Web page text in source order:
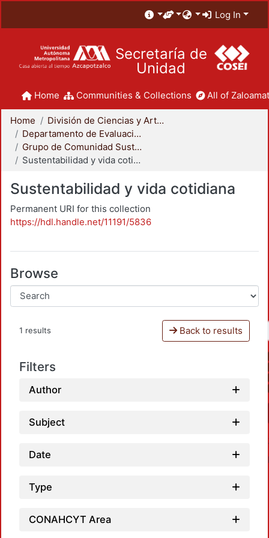
Log In
Secretaría de
Unidad
Home Communities & Collections All of
Home
División de Ciencias y Artes para el Diseño
Departamento de Evaluación del Diseño en el Tiempo
Grupo de Comunidad Sustentable
Sustentabilidad y vida cotidiana
Sustentabilidad y vida cotidiana
Permanent URI for this collection
https://hdl.handle.net/11191/5836
Browse
1 results Back to results
Filters
Author
Subject
Date
Type
CONAHCYT Area